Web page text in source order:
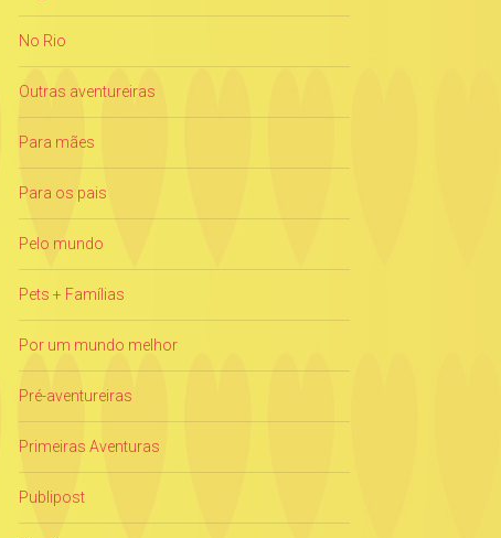
No Rio
Outras aventureiras
Para mães
Para os pais
Pelo mundo
Pets + Famílias
Por um mundo melhor
Pré-aventureiras
Primeiras Aventuras
Publipost